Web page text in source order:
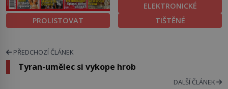
PROLISTOVAT
ELEKTRONICKÉ
TIŠTĚNÉ
PŘEDCHOZÍ ČLÁNEK
Tyran-umělec si vykope hrob
DALŠÍ ČLÁNEK